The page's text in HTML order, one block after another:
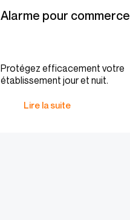
Alarme pour commerce
Protégez efficacement votre
établissement jour et nuit.
Lire la suite